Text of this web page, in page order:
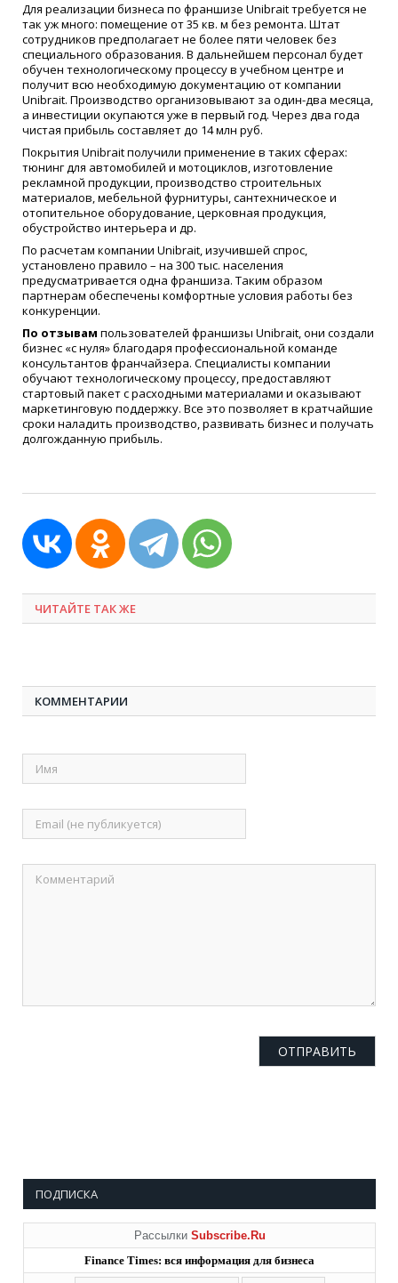
Для реализации бизнеса по франшизе Unibrait требуется не
так уж много: помещение от 35 кв. м без ремонта. Штат
сотрудников предполагает не более пяти человек без
специального образования. В дальнейшем персонал будет
обучен технологическому процессу в учебном центре и
получит всю необходимую документацию от компании
Unibrait. Производство организовывают за один-два месяца,
а инвестиции окупаются уже в первый год. Через два года
чистая прибыль составляет до 14 млн руб.
Покрытия Unibrait получили применение в таких сферах:
тюнинг для автомобилей и мотоциклов, изготовление
рекламной продукции, производство строительных
материалов, мебельной фурнитуры, сантехническое и
отопительное оборудование, церковная продукция,
обустройство интерьера и др.
По расчетам компании Unibrait, изучившей спрос,
установлено правило – на 300 тыс. населения
предусматривается одна франшиза. Таким образом
партнерам обеспечены комфортные условия работы без
конкуренции.
По отзывам пользователей франшизы Unibrait, они создали
бизнес «с нуля» благодаря профессиональной команде
консультантов франчайзера. Специалисты компании
обучают технологическому процессу, предоставляют
стартовый пакет с расходными материалами и оказывают
маркетинговую поддержку. Все это позволяет в кратчайшие
сроки наладить производство, развивать бизнес и получать
долгожданную прибыль.
ЧИТАЙТЕ ТАК ЖЕ
КОММЕНТАРИИ
ПОДПИСКА
Рассылки Subscribe.Ru
Finance Times: вся информация для бизнеса